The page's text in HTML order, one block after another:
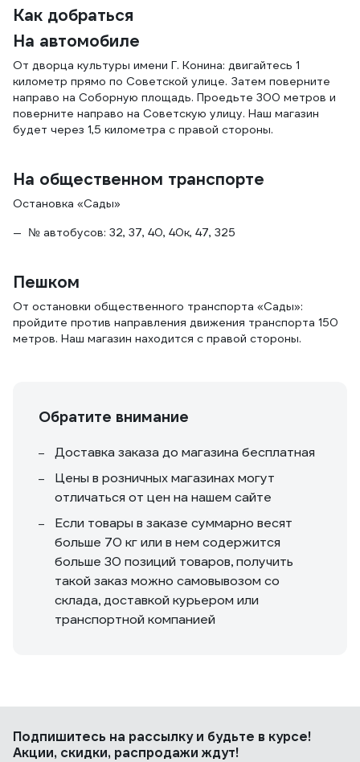
Как добраться
На автомобиле
От дворца культуры имени Г. Конина: двигайтесь 1
километр прямо по Советской улице. Затем поверните
направо на Соборную площадь. Проедьте 300 метров и
поверните направо на Советскую улицу. Наш магазин
будет через 1,5 километра с правой стороны.
На общественном транспорте
Остановка «Сады»
№ автобусов: 32, 37, 40, 40к, 47, 325
Пешком
От остановки общественного транспорта «Сады»:
пройдите против направления движения транспорта 150
метров. Наш магазин находится с правой стороны.
Обратите внимание
Доставка заказа до магазина бесплатная
Цены в розничных магазинах могут
отличаться от цен на нашем сайте
Если товары в заказе суммарно весят
больше 70 кг или в нем содержится
больше 30 позиций товаров, получить
такой заказ можно самовывозом со
склада, доставкой курьером или
транспортной компанией
Подпишитесь на рассылкуи будьте в курсе!
Акции, скидки, распродажи ждут!